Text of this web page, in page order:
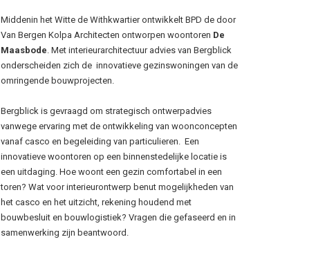
Middenin het Witte de Withkwartier ontwikkelt BPD de door
Van Bergen Kolpa Architecten ontworpen woontoren De
Maasbode. Met interieurarchitectuur advies van Bergblick
onderscheiden zich de innovatieve gezinswoningen van de
omringende bouwprojecten.
Bergblick is gevraagd om strategisch ontwerpadvies
vanwege ervaring met de ontwikkeling van woonconcepten
vanaf casco en begeleiding van particulieren. Een
innovatieve woontoren op een binnenstedelijke locatie is
een uitdaging. Hoe woont een gezin comfortabel in een
toren? Wat voor interieurontwerp benut mogelijkheden van
het casco en het uitzicht, rekening houdend met
bouwbesluit en bouwlogistiek? Vragen die gefaseerd en in
samenwerking zijn beantwoord.